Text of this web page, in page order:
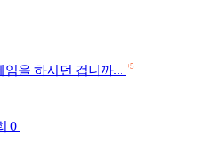
임을 하시던 겁니까... +5
0 |